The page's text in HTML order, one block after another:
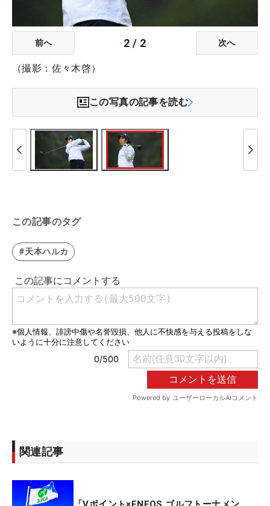
前へ 2 / 2 次へ
（撮影：佐々木啓）
この写真の記事を読む
この記事のタグ
#天本ハルカ
関連記事